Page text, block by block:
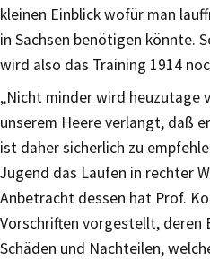
kleinen Einblick wofür man
in Sachsen benötigen könnte.
wird also das Training 1914
„Nicht minder wird heuzutage
unserem Heere verlangt, daß
ist daher sicherlich zu
Jugend das Laufen in rechter
Anbetracht dessen hat Prof.
Vorschriften vorgestellt, deren
Schäden und Nachteilen,